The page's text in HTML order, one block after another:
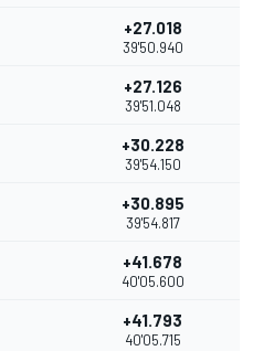
+27.018
39'50.940
+27.126
39'51.048
+30.228
39'54.150
+30.895
39'54.817
+41.678
40'05.600
+41.793
40'05.715